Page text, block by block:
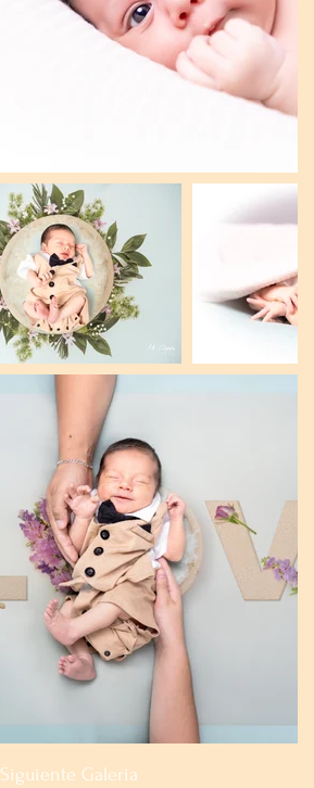
Siguiente Galeria